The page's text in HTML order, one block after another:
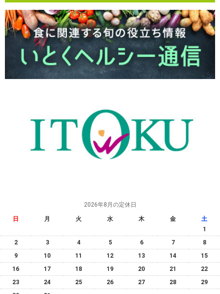
2026年8月の定休日
日 月 火 水 木 金
土
1
2
3 4 5 6 7
8
9
10 11 12 13 14
15
16
17 18 19 20 21
22
23
24 25 26 27 28
29